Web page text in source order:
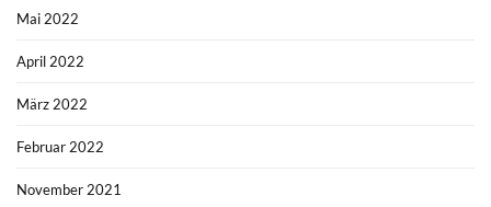
Mai 2022
April 2022
März 2022
Februar 2022
November 2021